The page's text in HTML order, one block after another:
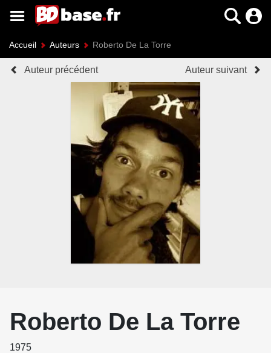
Accueil Auteurs Roberto De La Torre
Auteur précédent Auteur suivant
Roberto De La Torre
1975